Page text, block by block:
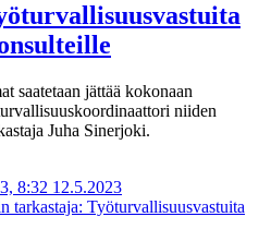
saatetaan jättää kokonaan
niiden
Juha Sinerjoki.
8:32 12.5.2023
tarkastaja: Työturvallisuusvastuita